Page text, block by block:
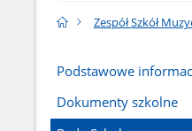
Zespół Szkół
Podstawowe
Dokumenty szkolne